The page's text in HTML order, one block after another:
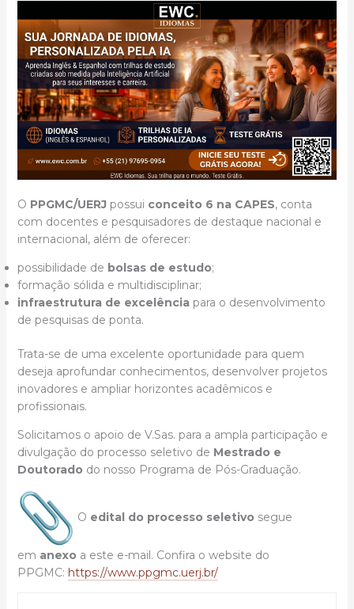
O PPGMC/UERJpossui conceito 6 na CAPES, conta
com docentes e pesquisadores de destaque nacional e
internacional, além de oferecer:
possibilidade de bolsas de estudo;
formação sólida e multidisciplinar;
infraestrutura de excelênciapara o desenvolvimento
de pesquisas de ponta.
Trata-se de uma excelente oportunidade para quem
deseja aprofundar conhecimentos, desenvolver projetos
inovadores e ampliar horizontes acadêmicos e
profissionais.
Solicitamos o apoio de V.Sas. para a ampla participação e
divulgação do processo seletivo de Mestrado e
Doutorado do nosso Programa de Pós-Graduação.
O edital do processo seletivo segue
em anexo a este e-mail. Confira o website do
PPGMC: https://www.ppgmc.uerj.br/